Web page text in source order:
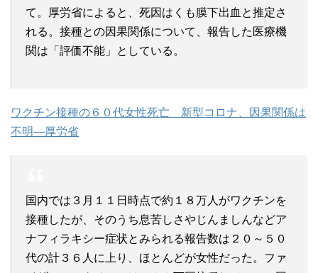
て。厚労省によると、死因はくも膜下出血と推定さ
れる。接種との因果関係について、報告した医療機
関は「評価不能」としている。
ワクチン接種の６０代女性死亡 新型コロナ、因果関係は
不明―厚労省
国内では３月１１日時点で約１８万人がワクチンを
接種したが、そのうち息苦しさやじんましんなどア
ナフィラキシー症状とみられる報告数は２０～５０
代の計３６人に上り、ほとんどが女性だった。ファ